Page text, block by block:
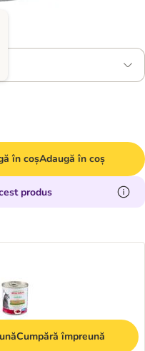
în coșAdaugă în coș
produs
Cumpără împreună